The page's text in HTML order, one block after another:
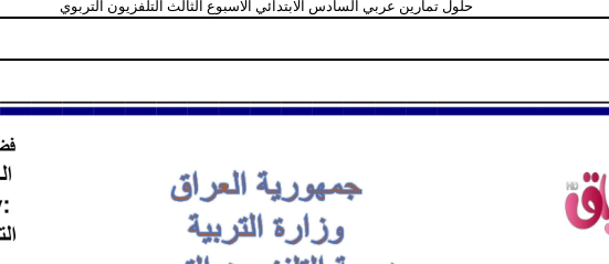
حلول تمارين عربي السادس الابتدائي الاسبوع الثالث التلفزيون التربوي